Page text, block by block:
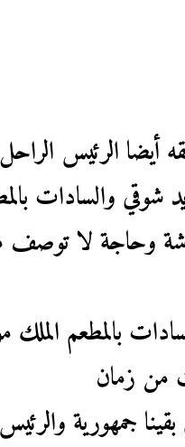
أيضا الرئيس
شوقي والسادات
وحاجة لا توصف
بالمطعم
من زمان
بقينا جمهورية